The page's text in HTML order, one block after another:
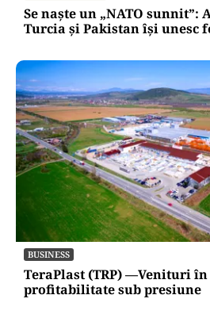
Se naște un „NATO sunnit”:
Turcia și Pakistan își unesc
BUSINESS
TeraPlast (TRP) —Venituri în
profitabilitate sub presiune